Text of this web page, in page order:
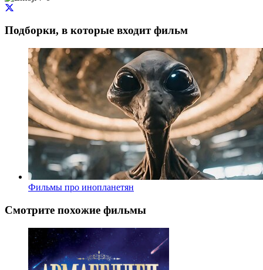
Подборки, в которые входит фильм
Фильмы про инопланетян
Смотрите похожие фильмы